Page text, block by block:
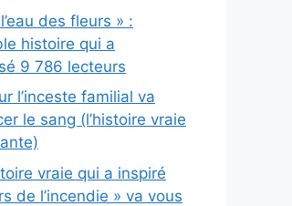
des fleurs » :
histoire qui a
9 786 lecteurs
l’inceste familial va
le sang (l’histoire vraie
vraie qui a inspiré
de l’incendie » va vous